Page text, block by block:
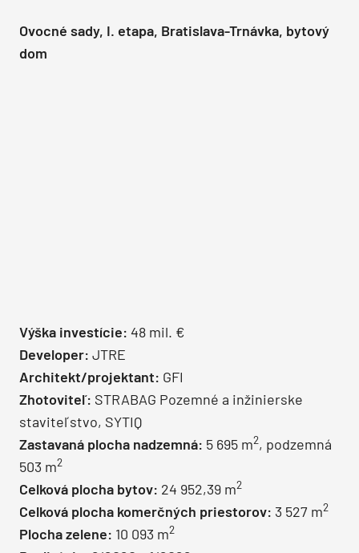
Ovocné sady, I. etapa, Bratislava-Trnávka, bytový
dom
Výška investície: 48 mil. €
Developer: JTRE
Architekt/projektant: GFI
Zhotoviteľ: STRABAG Pozemné a inžinierske
staviteľstvo, SYTIQ
Zastavaná plocha nadzemná: 5 695 m2, podzemná
503 m2
Celková plocha bytov: 24 952,39 m2
Celková plocha komerčných priestorov: 3 527 m2
Plocha zelene: 10 093 m2